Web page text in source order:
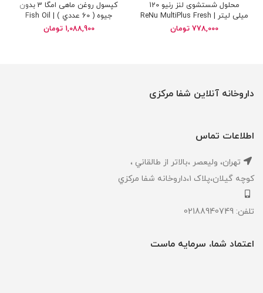
محلول شستشوی لنز رنیو 120
میلی لیتر | ReNu MultiPlus Fresh
Solution778,000 تومان
کپسول روغن ماهی امگا 3 بدون
جیوه ( 60 عددي ) | Fish Oil
Omega 3 Mercury Free
1,088,900 تومان
داروخانه آنلاین شفا مرکزی
اطلاعات تماس
تهران، ‎وليعصر ،بالاتر از طالقاني ،
كوچه گيلان،پلاک ۱،داروخانه شفا مركزي
تلفن: 02188940749
اعتماد شما، سرمایه ماست